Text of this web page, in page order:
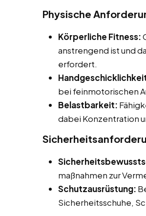
Physische
Körperliche Fitness:
anstrengend ist und
erfordert.
bei feinmotorischen
Belastbarkeit:
dabei Konzentration
maßnahmen zur
Schutzausrüstung:
Sicherheitsschuhe,